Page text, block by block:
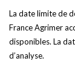
La date limite de
France Agrimer
disponibles. La
d’analyse.